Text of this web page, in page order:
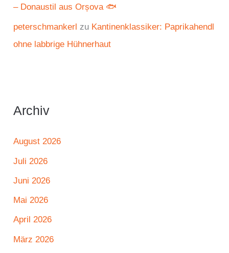
– Donaustil aus Orșova 🐟
peterschmankerl zu Kantinenklassiker: Paprikahendl
ohne labbrige Hühnerhaut
Archiv
August 2026
Juli 2026
Juni 2026
Mai 2026
April 2026
März 2026